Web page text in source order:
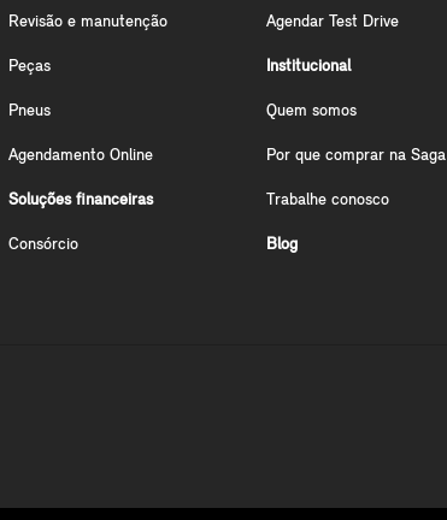
Revisão e manutenção
Peças
Pneus
Agendamento Online
Soluções financeiras
Consórcio
Agendar Test Drive
Institucional
Quem somos
Por que comprar na Saga
Trabalhe conosco
Blog